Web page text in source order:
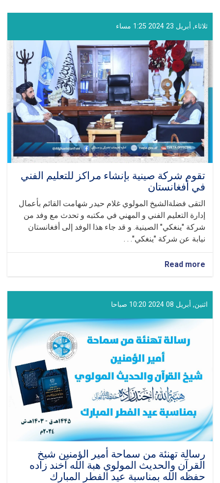
المولوي
غلام
الشهامت
ووفد
من
رئاسة
الوزراء
ثلاثاء, أبريل 23 2024 1:25 مساء
تقوم شركة صينية بإنشاء مراكز للتعليم الفني
في أفغانستان
التقى فضلةالشيخ المولوي غلام حيدر شهامت القائم بأعمال
إدارة التعليم الفني و المهني في مكتبه و تحدث مع وفد من
شركة "ينغكي" الصينية. و قد جاء هذا الوفد إلى أفغانستان
نيابة عن شركة "ينغكي". . .
Read more
تقوم
صينية
بإنشاء
للتعليم
الفني
في
أفغانستان
اثنين, أبريل 08 2024 10:20 صباحا
رسالة تهنئة من سماحة أمير الؤمنين شيخ
القرآن والحديث المولوي هبة الله آخند زاده
حفظه الله بمناسبة عيد الفطر المبارك